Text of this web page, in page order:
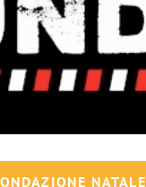
NATALE